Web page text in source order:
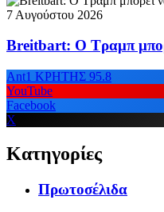
7 Αυγούστου 2026
Breitbart: Ο Τραμπ
Ant1 ΚΡΗΤΗΣ 95.8
YouTube
Facebook
X
Κατηγορίες
Πρωτοσέλιδα